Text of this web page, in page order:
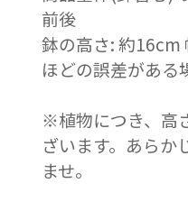
前後
鉢の高さ: 約
ほどの誤差がある
※植物につき、高
ざいます。あらか
ませ。